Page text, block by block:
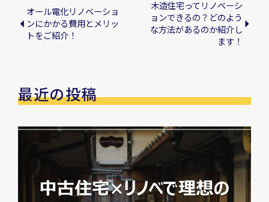
オール電化リノベーショ
ンにかかる費用とメリッ
トをご紹介！
木造住宅ってリノベーシ
ョンできるの？どのよう
な方法があるのか紹介し
ます！
最近の投稿